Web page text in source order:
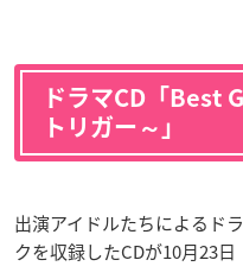
ドラマCD「Best
トリガー～」
出演アイドルたちによるド
クを収録したCDが10月23日